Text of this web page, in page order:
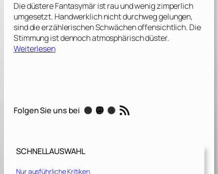
Die düstere Fantasymär ist rau und wenig zimperlich
umgesetzt. Handwerklich nicht durchweg gelungen,
sind die erzählerischen Schwächen offensichtlich. Die
Stimmung ist dennoch atmosphärisch düster.
Weiterlesen:
.
i
Folgen Sie uns bei Instagram Mastodon Threads RSS-Feed
SCHNELLAUSWAHL
Nur ausführliche Kritiken